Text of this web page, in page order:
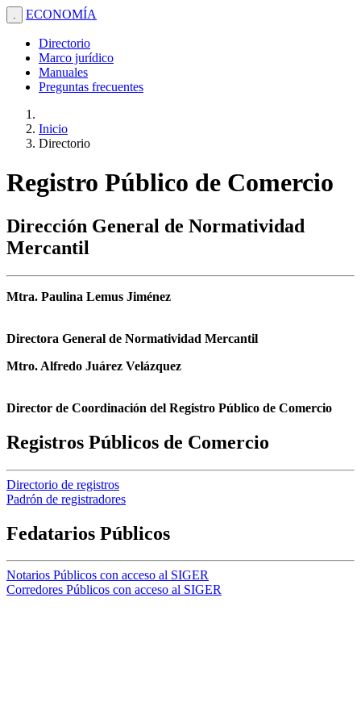
. ECONOMÍA
Directorio
Marco jurídico
Manuales
Preguntas frecuentes
Inicio
Directorio
Registro Público de Comercio
Dirección General de Normatividad
Mercantil
Mtra. Paulina Lemus Jiménez
Directora General de Normatividad Mercantil
Mtro. Alfredo Juárez Velázquez
Director de Coordinación del Registro Público de Comercio
Registros Públicos de Comercio
Directorio de registros
Padrón de registradores
Fedatarios Públicos
Notarios Públicos con acceso al SIGER
Corredores Públicos con acceso al SIGER